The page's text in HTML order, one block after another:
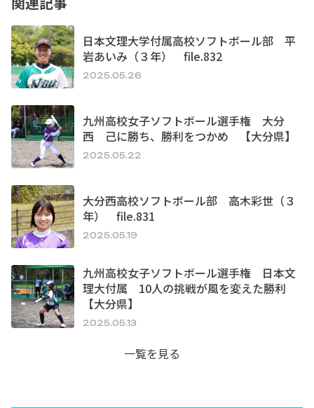
日本文理大学付属高校ソフトボール部 平
岩あいみ（３年） file.832
2025.05.26
九州高校女子ソフトボール選手権 大分
西 己に勝ち、勝利をつかめ 【大分県】
2025.05.22
大分西高校ソフトボール部 高木彩世（３
年） file.831
2025.05.19
九州高校女子ソフトボール選手権 日本文
理大付属 10人の挑戦が風を変えた勝利
【大分県】
2025.05.13
一覧を見る